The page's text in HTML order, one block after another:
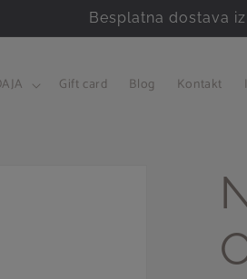
Besplatna dostava
Gift card Blog Kontakt